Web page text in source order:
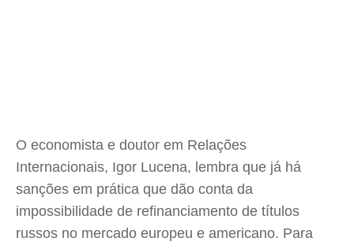
O economista e doutor em Relações
Internacionais, Igor Lucena, lembra que já há
sanções em prática que dão conta da
impossibilidade de refinanciamento de títulos
russos no mercado europeu e americano. Para